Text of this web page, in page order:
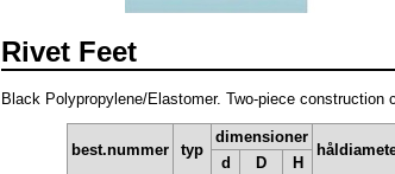
Rivet Feet
Black Polypropylene/Elastomer. Two-piece
best.nummer typ
dimensioner
d D
H